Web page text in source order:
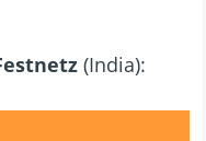
(India):